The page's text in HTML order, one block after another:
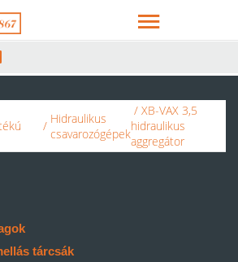
/ Hidraulikus
csavarozógépek
/ XB-VAX 3,5
hidraulikus
aggregátor
tárcsák